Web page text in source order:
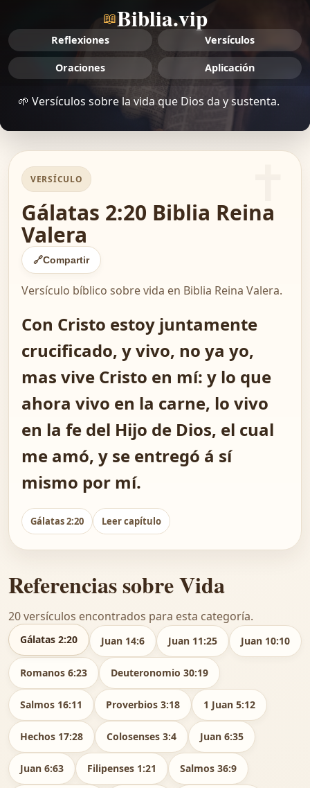
📖Biblia.vip
Reflexiones Versículos
Oraciones Aplicación
🌱 Versículos sobre la vida que Dios da y sustenta.
VERSÍCULO
Gálatas 2:20 Biblia Reina
Valera
🔗Compartir
Versículo bíblico sobre vida en Biblia Reina Valera.
Con Cristo estoy juntamente
crucificado, y vivo, no ya yo,
mas vive Cristo en mí: y lo que
ahora vivo en la carne, lo vivo
en la fe del Hijo de Dios, el cual
me amó, y se entregó á sí
mismo por mí.
Gálatas 2:20 Leer capítulo
Referencias sobre Vida
20 versículos encontrados para esta categoría.
Gálatas 2:20 Juan 14:6 Juan 11:25 Juan 10:10
Romanos 6:23 Deuteronomio 30:19
Salmos 16:11 Proverbios 3:18 1 Juan 5:12
Hechos 17:28 Colosenses 3:4 Juan 6:35
Juan 6:63 Filipenses 1:21 Salmos 36:9